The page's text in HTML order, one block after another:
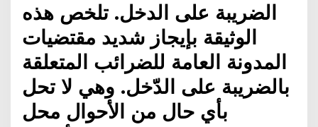
الضريبة على الدخل. تلخص هذه
الوثيقة بإيجاز شديد مقتضيات
المدونة العامة للضرائب المتعلقة
بالضريبة على الدّخل. وهي لا تحل
بأي حال من الأحوال محل